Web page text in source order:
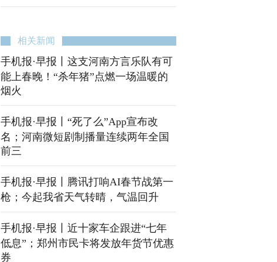
相关新闻
手机报·早报丨这支河南方言乐队有可
能上春晚！“杀年猪”点燃一场温暖的
烟火
手机报·早报丨“死了么”App宣布改
名；河南微短剧制播量连续两年全国
前三
手机报·早报丨腾讯打响AI春节战第一
枪；今起我省天气转晴，气温回升
手机报·早报丨近十家车企跟进“七年
低息”；郑州市民卡将发放年货节优惠
券